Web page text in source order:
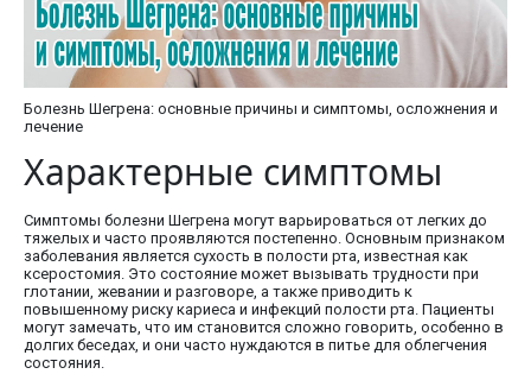
Болезнь Шегрена: основные причины и симптомы, осложнения и
лечение
Характерные симптомы
Симптомы болезни Шегрена могут варьироваться от легких до
тяжелых и часто проявляются постепенно. Основным признаком
заболевания является сухость в полости рта, известная как
ксеростомия. Это состояние может вызывать трудности при
глотании, жевании и разговоре, а также приводить к
повышенному риску кариеса и инфекций полости рта. Пациенты
могут замечать, что им становится сложно говорить, особенно в
долгих беседах, и они часто нуждаются в питье для облегчения
состояния.